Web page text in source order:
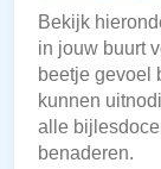
Bekijk
in jouw buurt
beetje gevoel
kunnen
alle
benaderen.